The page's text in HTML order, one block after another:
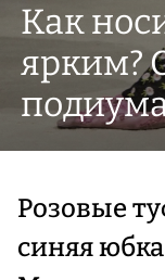
Как
ярким?
Розовые
синяя